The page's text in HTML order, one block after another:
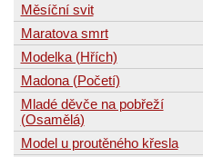
Měsíční svit
Maratova smrt
Modelka (Hřích)
Madona (Početí)
Mladé děvče na pobřeží
(Osamělá)
Model u proutěného křesla